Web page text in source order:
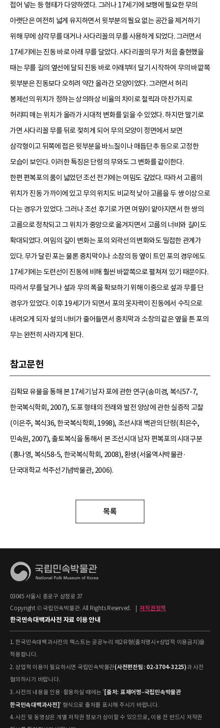
접어 넣는 등 형태가 다양하였다. 그러나 17세기에 보행에 필요한 무의
아랫단은 여전히 넓게 유지하면서 윗부분의 필요 없는 공간을 제거하기
위해 무에 삼각무를 대거나 사다리꼴의 무를 사용하게 되었다. 그러면서
17세기에는 진동 바로 아래 무를 달았다. 사다리꼴의 무가 처음 출현했을
때는 무를 길의 옆선에 달되 진동 바로 아래부터 달기 시작하여 무의 바깥쪽
윗부분은 진동보다 오히려 약간 올라간 모양이었다. 그러면서 허리
봉제선의 위치가 정하는 상의하상 비율의 차이로 철릭과 마찬가지로
허리띠 매는 위치가 올라가 시대적 변화를 읽을 수 있었다. 하지만 말기로
가면 사다리꼴 무를 뒤로 젖히게 되어 무의 모양이 정면에서 보면
삼각형이고 뒤쪽에 접은 윗부분을 바느질이나 매듭단추 등으로 고정한
모습이 보인다. 이러한 특징은 단령의 무와도 그 변화를 같이한다.
한편 편복포의 품이 넓었던 조선 전기에는 여밈도 깊었다. 따라서 고름의
위치가 진동 가까이에 있고 무의 위치도 비교적 낮아 고름을 두 쌍 이상으로
다는 경우가 있었다. 그러나 조선 후기로 가면 여밈이 얕아지면서 한 쌍의
고름으로 정착되고 그 위치가 중앙으로 옮겨지면서 고름의 너비와 길이도
확대되었다. 여밈의 깊이 변화는 포의 외곽선의 변화와도 밀접한 관계가
있다. 무가 달린 포는 물론 중치막이나 소창의 등 옆이 트인 포의 경우에도
17세기에는 도련선이 진동에 비해 훨씬 바깥쪽으로 펼쳐져 있기 때문이다.
따라서 무를 달거나 섶과 무의 폭을 확보하기 위해 이중으로 섶과 무를 단
경우가 있었다. 이후 19세기가 되면서 포의 옷자락이 진동에서 수직으로
내려오게 되자 섶의 너비가 줄어들면서 중치막과 소창의 같은 옆을 튼 포의
무는 완전히 사라지게 된다.
참고문헌
김확묘 유물을 통해 본 17세기 남자 포에 관한 연구(송미경, 복식57-7,
한국복식학회, 2007), 도포 형태의 전래와 발전 양상에 관한 실증적 고찰
(이은주, 복식36, 한국복식학회, 1998), 조선시대 백관의 단령(최은수,
민속원, 2007), 출토복식을 통해서 본 조선시대 남자 편복포의 시대구분
(홍나영, 복식58-5, 한국복식학회, 2008), 환생(서울역사박물관·
단국대학교 석주선기념박물관, 2006).
목록
03045 서울시 종로구 삼청로 37
Copyright © 국립민속박물관. All Rights Reserved.
저작권정책
한국민속대백과사전 자료 이용 안내
1. 한국민속대백과사전의 텍스트는 공공누리 제2유형(출처명시+상업적 이용금지)을
적용합니다.
2. 상업적 이용이 필요하시면 국립민속박물관(사전편찬팀: 02-3704-3225)과 사전
협의하시기 바랍니다.
3. 사전의 내용을 인용·활용하실 때에는 ' [출처: 표제어명–국립민속박물관
한국민속대백과사전] ' 형식으로 출처를 표시해 주시기 바랍니다.
4. 사진 및 동영상은 개별 저작권 정보가 상이할 수 있으므로, 이용 전 반드시 저작권